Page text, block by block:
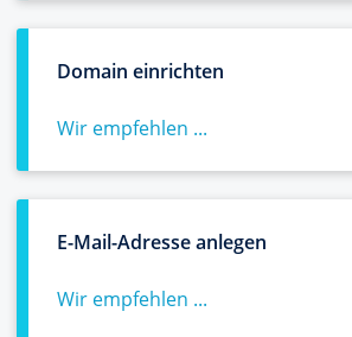
Domain einrichten
Wir empfehlen ...
E-Mail-Adresse anlegen
Wir empfehlen ...